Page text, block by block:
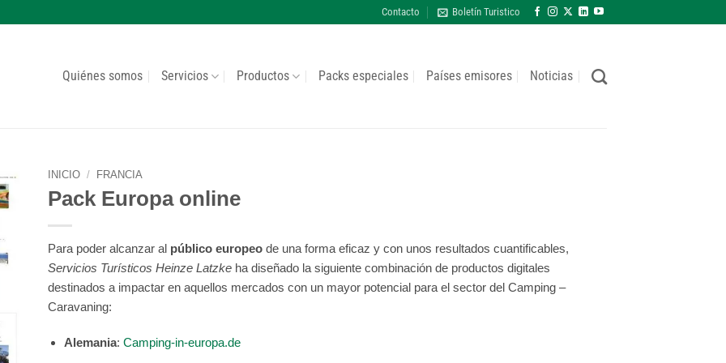
Contacto Boletín Turistico
Quiénes somos Servicios Productos Packs especiales Países emisores Noticias
INICIO / FRANCIA
Pack Europa online
Para poder alcanzar al público europeo de una forma eficaz y con unos resultados cuantificables,
Servicios Turísticos Heinze Latzke ha diseñado la siguiente combinación de productos digitales
destinados a impactar en aquellos mercados con un mayor potencial para el sector del Camping –
Caravaning:
Alemania: Camping-in-europa.de